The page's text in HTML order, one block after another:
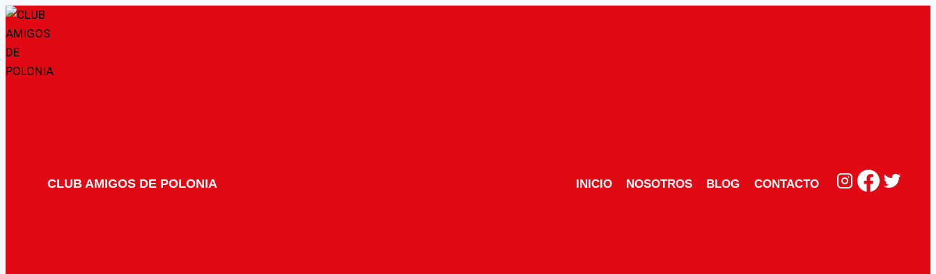
Saltar
al
contenido
CLUB AMIGOS DE POLONIA INICIO NOSOTROS BLOG CONTACTO